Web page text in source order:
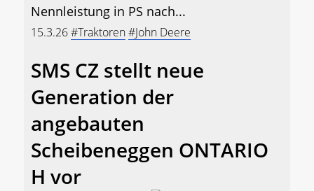
Nennleistung in PS nach...
15.3.26#Traktoren#John Deere
SMS CZ stellt neue
Generation der
angebauten
Scheibeneggen ONTARIO
H vor